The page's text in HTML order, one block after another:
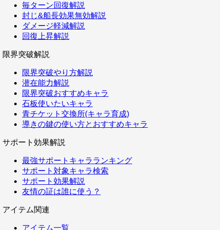
毎ターン回復解説
封じ&船長効果無効解説
ダメージ軽減解説
回復上昇解説
限界突破解説
限界突破やり方解説
潜在能力解説
限界突破おすすめキャラ
石板使いたいキャラ
青チケット交換所(キャラ育成)
導きの鍵の使い方とおすすめキャラ
サポート効果解説
最強サポートキャラランキング
サポート対象キャラ検索
サポート効果解説
友情の証は誰に使う？
アイテム関連
アイテム一覧